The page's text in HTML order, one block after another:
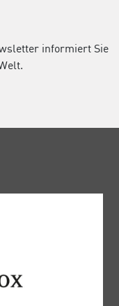
informiert Sie